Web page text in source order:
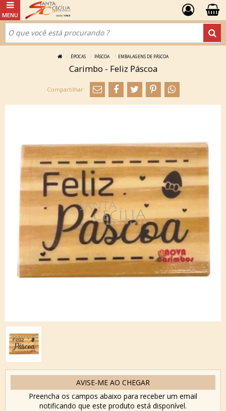
ÉPOCAS PÁSCOA EMBALAGENS DE PÁSCOA
Carimbo - Feliz Páscoa
AVISE-ME AO CHEGAR
Preencha os campos abaixo para receber um email
notificando que este produto está disponível.